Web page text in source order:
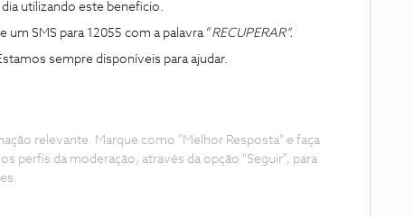
utilizando este beneficio.
SMS para 12055 com a palavra “RECUPERAR”.
sempre disponíveis para ajudar.
relevante. Marque como "Melhor Resposta" e faça
perfis da moderação, através da opção "Seguir", para